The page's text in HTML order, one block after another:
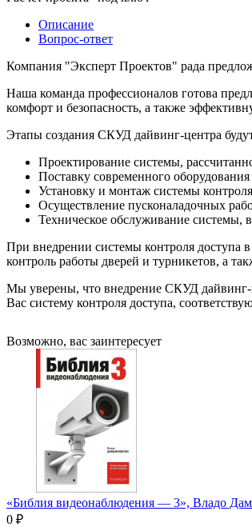
Описание
Вопрос-ответ
Компания "Эксперт Проектов" рада
Наша команда профессионалов готова
комфорт и безопасность, а также
Этапы создания СКУД дайвинг-центра
Проектирование системы,
Поставку современного
Установку и монтаж системы
Осуществление пусконаладочных
Техническое обслуживание системы,
При внедрении системы контроля доступа
контроль работы дверей и турникетов, а
Мы уверены, что внедрение СКУД дайвинг-
Вас систему контроля доступа,
Возможно, вас заинтересует
«Библия видеонаблюдения — 3», Владо
0 ₽